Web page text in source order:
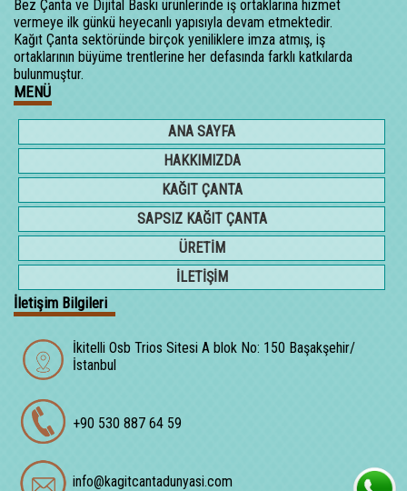
Bez Çanta ve Dijital Baskı ürünlerinde iş ortaklarına hizmet
vermeye ilk günkü heyecanlı yapısıyla devam etmektedir.
Kağıt Çanta sektöründe birçok yeniliklere imza atmış, iş
ortaklarının büyüme trentlerine her defasında farklı katkılarda
bulunmuştur.
MENÜ
ANA SAYFA
HAKKIMIZDA
KAĞIT ÇANTA
SAPSIZ KAĞIT ÇANTA
ÜRETİM
İLETİŞİM
İletişim Bilgileri
İkitelli Osb Trios Sitesi A blok No: 150 Başakşehir/
İstanbul
+90 530 887 64 59
info@kagitcantadunyasi.com